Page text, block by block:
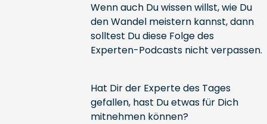
Wenn auch Du wissen willst, wie Du
den Wandel meistern kannst, dann
solltest Du diese Folge des
Experten-Podcasts nicht verpassen.
Hat Dir der Experte des Tages
gefallen, hast Du etwas für Dich
mitnehmen können?